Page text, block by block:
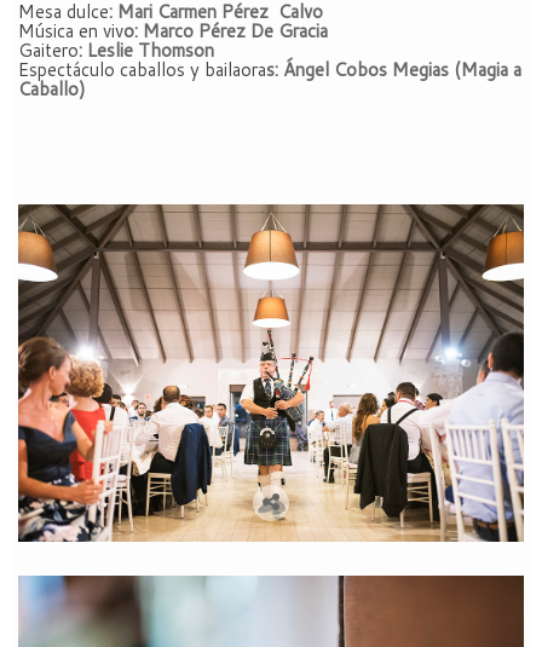
Mesa dulce: Mari Carmen Pérez Calvo
Música en vivo: Marco Pérez De Gracia
Gaitero: Leslie Thomson
Espectáculo caballos y bailaoras: Ángel Cobos Megias (Magia a
Caballo)